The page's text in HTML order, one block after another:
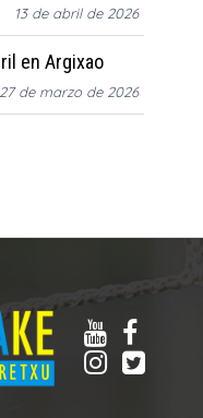
13 de abril de 2026
en Argixao
27 de marzo de 2026